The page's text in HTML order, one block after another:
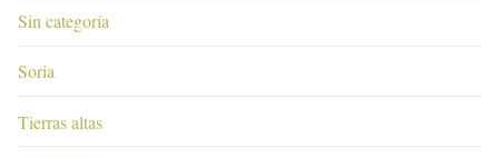
Sin categoría
Soria
Tierras altas